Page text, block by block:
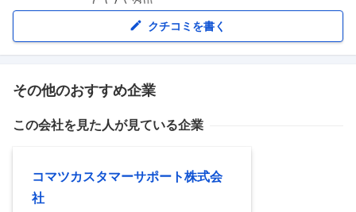
クチコミを書く
その他のおすすめ企業
この会社を見た人が見ている企業
コマツカスタマーサポート株式会
社